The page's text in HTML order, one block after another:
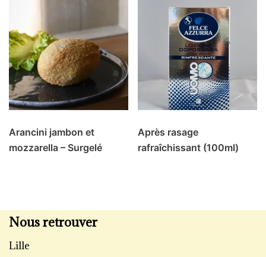
Arancini jambon et
mozzarella – Surgelé
Après rasage
rafraîchissant (100ml)
Nous retrouver
Lille